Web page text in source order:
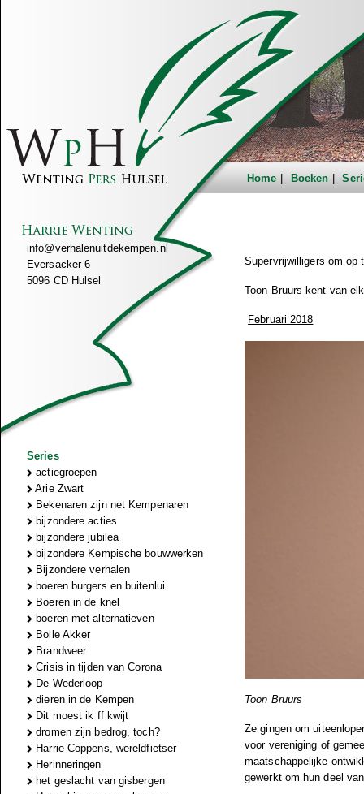
Home Boeken
info@verhalenuitdekempen.nl
Eversacker 6
5096 CD Hulsel
Series
actiegroepen
Arie Zwart
Bekenaren zijn net Kempenaren
bijzondere acties
bijzondere jubilea
bijzondere Kempische bouwwerken
Bijzondere verhalen
boeren burgers en buitenlui
Boeren in de knel
boeren met alternatieven
Bolle Akker
Brandweer
Crisis in tijden van Corona
De Wederloop
dieren in de Kempen
Dit moest ik ff kwijt
dromen zijn bedrog, toch?
Harrie Coppens, wereldfietser
Herinneringen
het geslacht van gisbergen
Supervrijwilligers om op
Toon Bruurs kent van
Februari 2018
Toon Bruurs
Ze gingen om
voor vereniging of
maatschappelijke
gewerkt om hun deel